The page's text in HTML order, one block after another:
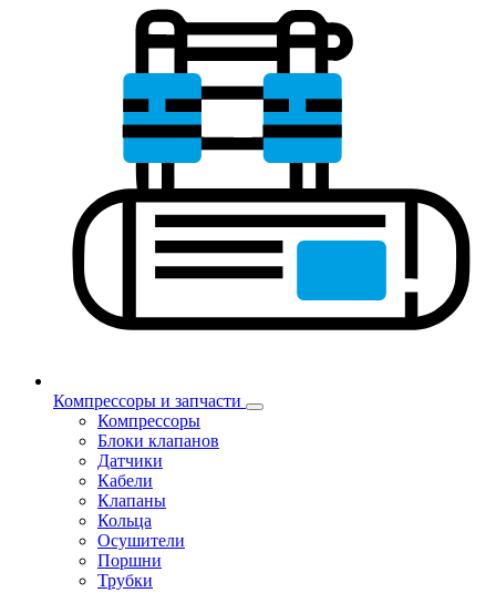
Компрессоры и запчасти
Компрессоры
Блоки клапанов
Датчики
Кабели
Клапаны
Кольца
Осушители
Поршни
Трубки